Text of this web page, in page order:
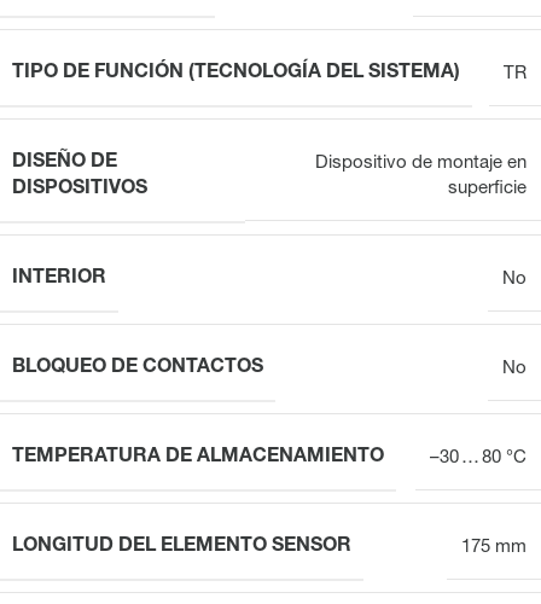
TIPO DE FUNCIÓN (TECNOLOGÍA DEL SISTEMA) TR
DISEÑO DE
DISPOSITIVOS
Dispositivo de montaje en
superficie
INTERIOR No
BLOQUEO DE CONTACTOS No
TEMPERATURA DE ALMACENAMIENTO –30 … 80 °C
LONGITUD DEL ELEMENTO SENSOR 175 mm